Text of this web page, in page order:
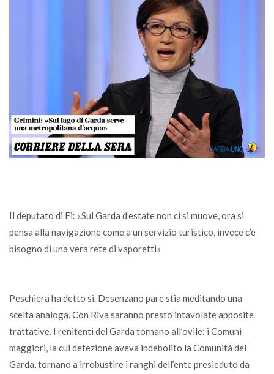
Il deputato di Fi: «Sul Garda d’estate non ci si muove, ora si
pensa alla navigazione come a un servizio turistico, invece c’è
bisogno di una vera rete di vaporetti»
Peschiera ha detto sì. Desenzano pare stia meditando una
scelta analoga. Con Riva saranno presto intavolate apposite
trattative. I renitenti del Garda tornano all’ovile: i Comuni
maggiori, la cui defezione aveva indebolito la Comunità del
Garda, tornano a irrobustire i ranghi dell’ente presieduto da